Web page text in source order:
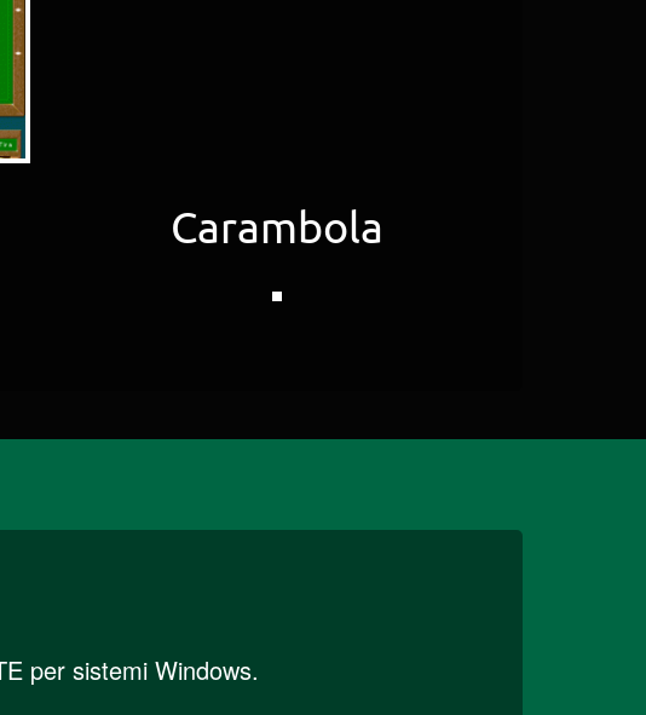
Carambola
per sistemi Windows.